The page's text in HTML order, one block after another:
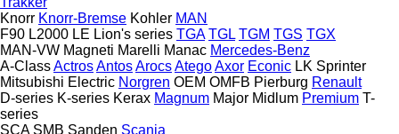
Knorr Knorr-Bremse Kohler MAN
F90 L2000 LE Lion's series TGA TGL TGM TGS TGX
MAN-VW Magneti Marelli Manac Mercedes-Benz
A-ClassActrosAntosArocsAtegoAxor Econic LK Sprinter
Mitsubishi Electric Norgren OEM OMFB Pierburg Renault
D-series K-series Kerax Magnum Major Midlum Premium T-
series
SCA SMB Sanden Scania